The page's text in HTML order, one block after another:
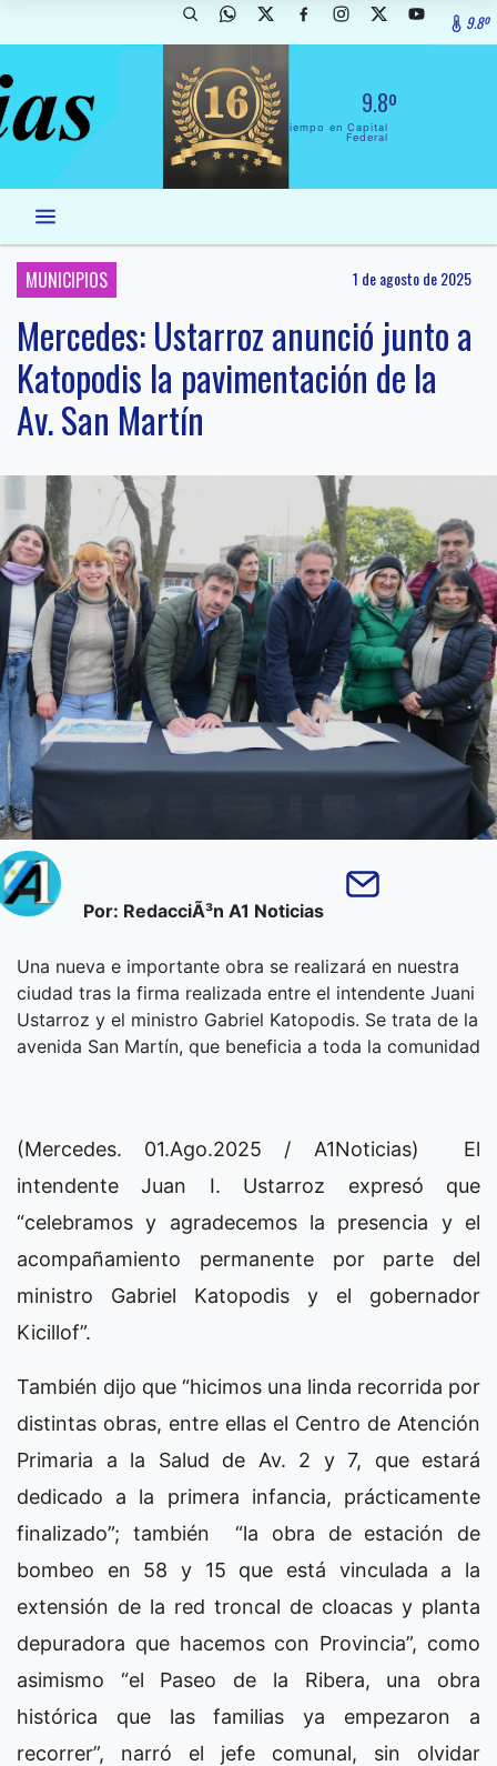
9.8º
9.8º
El Tiempo en Capital
Federal
MUNICIPIOS 1 de agosto de 2025
Mercedes: Ustarroz anunció junto a
Katopodis la pavimentación de la
Av. San Martín
Por: RedacciÃ³n A1 Noticias
Una nueva e importante obra se realizará en nuestra
ciudad tras la firma realizada entre el intendente Juani
Ustarroz y el ministro Gabriel Katopodis. Se trata de la
avenida San Martín, que beneficia a toda la comunidad
(Mercedes. 01.Ago.2025 / A1Noticias) El
intendente Juan I. Ustarroz expresó que
“celebramos y agradecemos la presencia y el
acompañamiento permanente por parte del
ministro Gabriel Katopodis y el gobernador
Kicillof”.
También dijo que “hicimos una linda recorrida por
distintas obras, entre ellas el Centro de Atención
Primaria a la Salud de Av. 2 y 7, que estará
dedicado a la primera infancia, prácticamente
finalizado”; también “la obra de estación de
bombeo en 58 y 15 que está vinculada a la
extensión de la red troncal de cloacas y planta
depuradora que hacemos con Provincia”, como
asimismo “el Paseo de la Ribera, una obra
histórica que las familias ya empezaron a
recorrer”, narró el jefe comunal, sin olvidar